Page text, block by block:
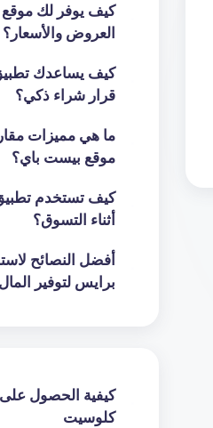
كيف يوفر لك
العروض والأسعار؟
كيف يساعدك
قرار شراء ذكي؟
ما هي مميزات
موقع بيست باي؟
كيف تستخدم
أثناء التسوق؟
أفضل النصائح
برايس لتوفير المال
كيفية الحصول
كلوسيت